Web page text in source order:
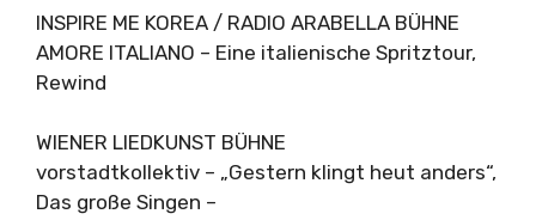
INSPIRE ME KOREA / RADIO ARABELLA BÜHNE
AMORE ITALIANO – Eine italienische Spritztour,
Rewind
WIENER LIEDKUNST BÜHNE
vorstadtkollektiv – „Gestern klingt heut anders“,
Das große Singen –